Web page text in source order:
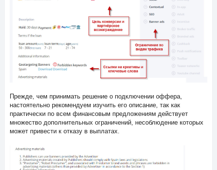
Прежде, чем принимать решение о подключении оффера,
настоятельно рекомендуем изучить его описание, так как
практически по всем финансовым предложениям действует
множество дополнительных ограничений, несоблюдение которых
может привести к отказу в выплатах.